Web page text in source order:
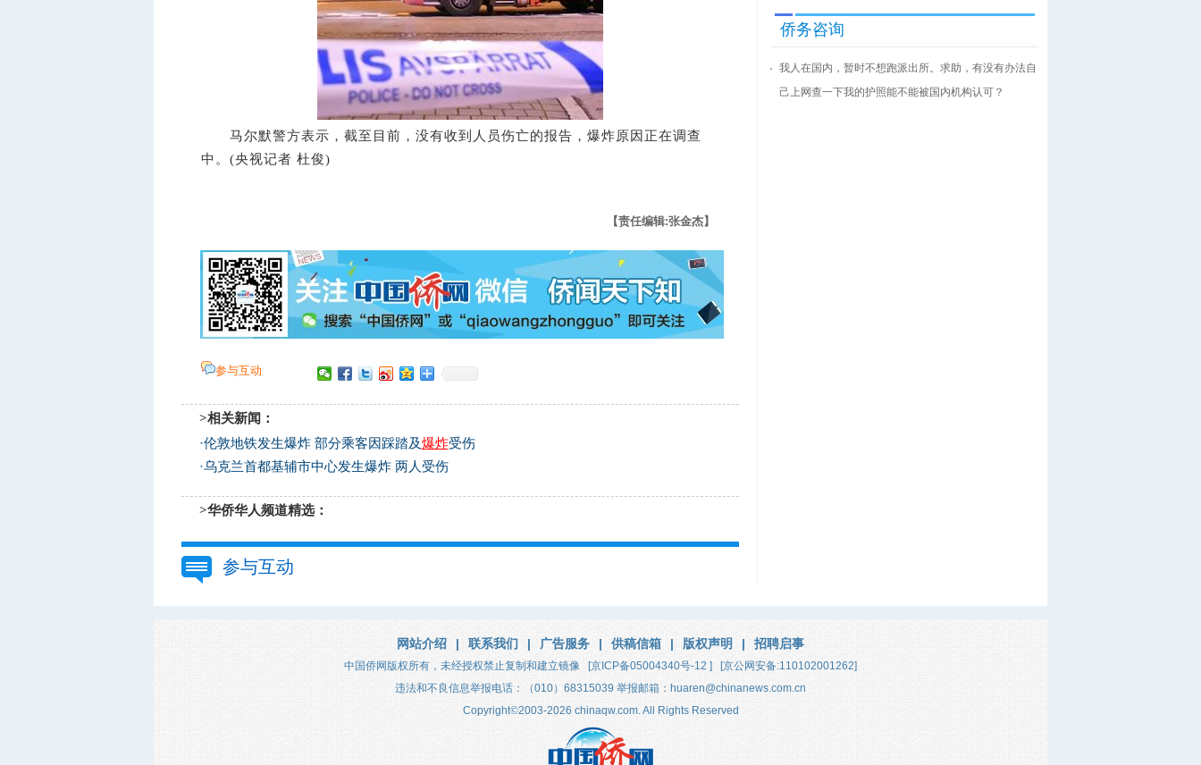
马尔默警方表示，截至目前，没有收到人员伤亡的报告，爆炸原因正在调查
中。(央视记者 杜俊)
【责任编辑:张金杰】
参与互动
>相关新闻：
·伦敦地铁发生爆炸 部分乘客因踩踏及爆炸受伤
·乌克兰首都基辅市中心发生爆炸 两人受伤
>华侨华人频道精选：
参与互动
侨务咨询
我人在国内，暂时不想跑派出所。求助，有没有办法自
己上网查一下我的护照能不能被国内机构认可？
网站介绍 | 联系我们 | 广告服务 | 供稿信箱 | 版权声明 | 招聘启事
中国侨网版权所有，未经授权禁止复制和建立镜像 [京ICP备05004340号-12 ]
[京公网安备:110102001262]
违法和不良信息举报电话：（010）68315039 举报邮箱：huaren@chinanews.com.cn
Copyright©2003-2026 chinaqw.com. All Rights Reserved